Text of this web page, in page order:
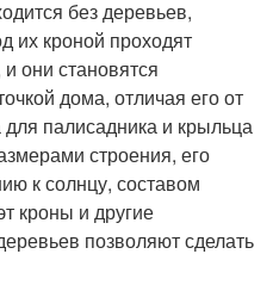
без деревьев,
их кроной проходят
они становятся
дома, отличая его от
палисадника и крыльца
строения, его
к солнцу, составом
кроны и другие
позволяют сделать